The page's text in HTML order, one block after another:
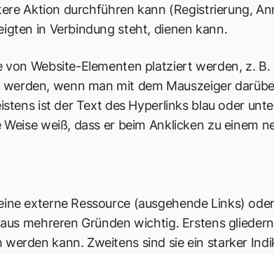
Aktion durchführen kann (Registrierung,
in Verbindung steht, dienen kann.
von Website-Elementen platziert werden, z.
wenn man mit dem Mauszeiger
ist der Text des Hyperlinks blau oder
weiß, dass er beim Anklicken zu einem
externe Ressource (ausgehende Links)
mehreren Gründen wichtig. Erstens
kann. Zweitens sind sie ein starker